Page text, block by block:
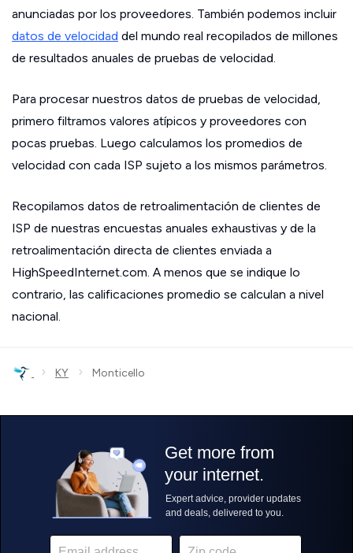
anunciadas por los proveedores. También podemos incluir
datos de velocidad del mundo real recopilados de millones
de resultados anuales de pruebas de velocidad.
Para procesar nuestros datos de pruebas de velocidad,
primero filtramos valores atípicos y proveedores con
pocas pruebas. Luego calculamos los promedios de
velocidad con cada ISP sujeto a los mismos parámetros.
Recopilamos datos de retroalimentación de clientes de
ISP de nuestras encuestas anuales exhaustivas y de la
retroalimentación directa de clientes enviada a
HighSpeedInternet.com. A menos que se indique lo
contrario, las calificaciones promedio se calculan a nivel
nacional.
› KY › Monticello